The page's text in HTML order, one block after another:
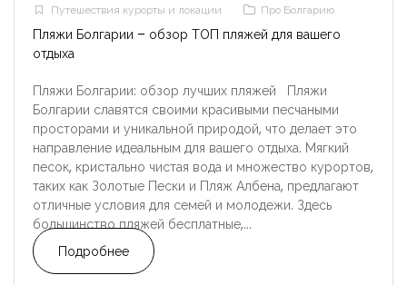
Путешествия курорты и локации
Про Болгарию
Пляжи Болгарии – обзор ТОП пляжей для вашего
отдыха
Пляжи Болгарии: обзор лучших пляжей Пляжи
Болгарии славятся своими красивыми песчаными
просторами и уникальной природой, что делает это
направление идеальным для вашего отдыха. Мягкий
песок, кристально чистая вода и множество курортов,
таких как Золотые Пески и Пляж Албена, предлагают
отличные условия для семей и молодежи. Здесь
большинство пляжей бесплатные,...
Подробнее